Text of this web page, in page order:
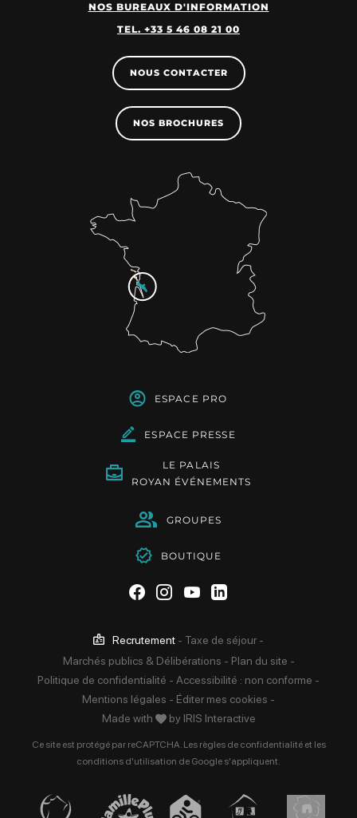
NOS BUREAUX D'INFORMATION
TEL. +33 5 46 08 21 00
NOUS CONTACTER
NOS BROCHURES
ESPACE PRO
ESPACE PRESSE
LE PALAIS
ROYAN ÉVÉNEMENTS
GROUPES
BOUTIQUE
Suivez-nous sur Facebook
Suivez-nous sur
Suivez-nous sur
Suivez-nous sur
Recrutement - Taxe de séjour -
Marchés publics & Délibérations - Plan du site -
Politique de confidentialité - Accessibilité : non conforme -
Mentions légales - Éditer mes cookies -
Made with
by IRIS Interactive
Ce site est protégé par reCAPTCHA. Les règles de confidentialitéet les
conditions d'utilisation de Google s'appliquent.